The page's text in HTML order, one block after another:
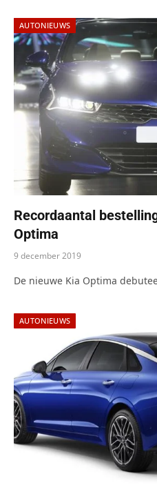
AUTONIEUWS
Recordaantal
Optima
9 december 2019
De nieuwe Kia Optima
AUTONIEUWS